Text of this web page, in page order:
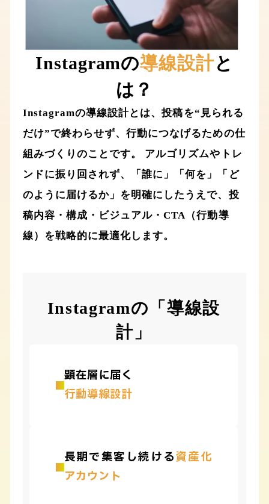
Instagramの導線設計と
は？
Instagramの導線設計とは、投稿を“見られる
だけ”で終わらせず、行動につなげるための仕
組みづくりのことです。 アルゴリズムやトレ
ンドに振り回されず、「誰に」「何を」「ど
のように届けるか」を明確にしたうえで、投
稿内容・構成・ビジュアル・CTA（行動導
線）を戦略的に最適化します。
Instagramの「導線設
計」
顕在層に届く
行動導線設計
長期で集客し続ける資産化
アカウント